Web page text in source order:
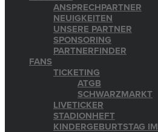
ANSPRECHPARTNER
NEUIGKEITEN
UNSERE PARTNER
SPONSORING
PARTNERFINDER
FANS
TICKETING
ATGB
SCHWARZMARKT
LIVETICKER
STADIONHEFT
KINDERGEBURTSTAG IM